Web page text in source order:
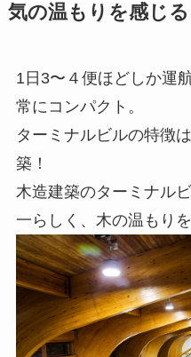
気の温もりを感じ
1日3〜４便ほどしか運
常にコンパクト。
ターミナルビルの特徴
築！
木造建築のターミナル
一らしく、木の温もり